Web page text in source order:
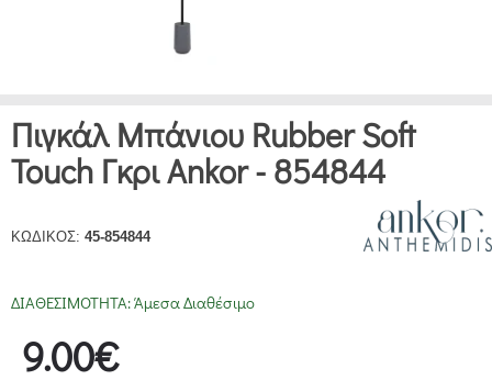
Πιγκάλ Μπάνιου Rubber Soft
Touch Γκρι Ankor - 854844
ΚΩΔΙΚΟΣ: 45-854844
ΔΙΑΘΕΣΙΜΟΤΗΤΑ:Άμεσα Διαθέσιμο
9.00€